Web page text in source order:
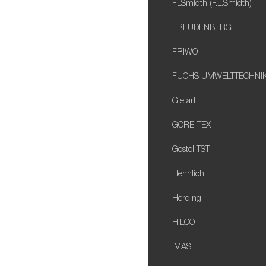
FLSmidth (F.L.Smidth)
FREUDENBERG
FRIWO
FUCHS
Gietart
GORE-TEX
Gostol TST
Hennlich
Herding
HILCO
IMAS